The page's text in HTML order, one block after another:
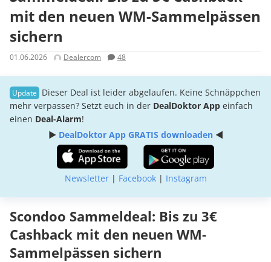
mit den neuen WM-Sammelpässen
sichern
01.06.2026 Dealercom 48
Dieser Deal ist leider abgelaufen. Keine Schnäppchen
mehr verpassen? Setzt euch in der DealDoktor App einfach
einen Deal-Alarm!
► DealDoktor App GRATIS downloaden◄
Newsletter| Facebook| Instagram
Scondoo Sammeldeal: Bis zu 3€
Cashback mit den neuen WM-
Sammelpässen sichern